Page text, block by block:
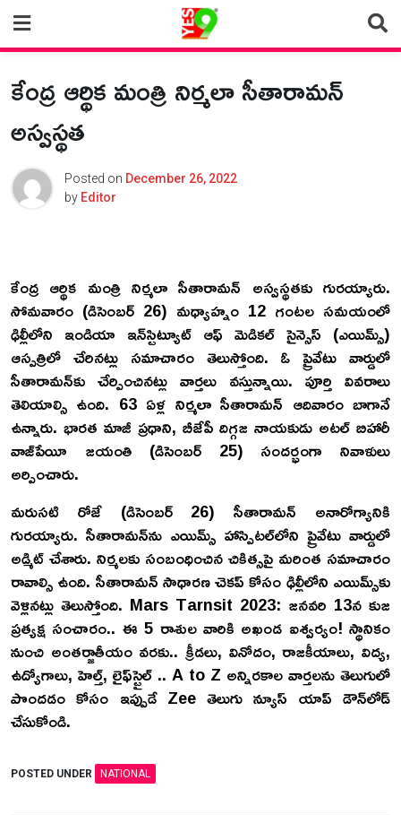
content
కేంద్ర ఆర్థిక మంత్రి నిర్మలా సీతారామన్
అస్వస్థత
Posted on December 26, 2022
by Editor
కేంద్ర ఆర్థిక మంత్రి నిర్మలా సీతారామన్ అస్వస్థతకు గురయ్యారు.
సోమవారం (డిసెంబర్ 26) మధ్యాహ్నం 12 గంటల సమయంలో
ఢిల్లీలోని ఇండియా ఇన్‌స్టిట్యూట్‌ ఆఫ్‌ మెడికల్‌ సైన్సెస్‌ (ఎయిమ్స్)
ఆస్పత్రిలో చేరినట్లు సమాచారం తెలుస్తోంది. ఓ ప్రైవేటు వార్డులో
సీతారామన్‌కు చేర్పించినట్లు వార్తలు వస్తున్నాయి. పూర్తి వివరాలు
తెలియాల్సి ఉంది. 63 ఏళ్ల నిర్మలా సీతారామన్‌ ఆదివారం బాగానే
ఉన్నారు. భారత మాజీ ప్రధాని, బీజేపీ దిగ్గజ నాయకుడు అటల్ బిహారీ
వాజ్‌పేయీ జయంతి (డిసెంబర్ 25) సందర్భంగా నివాళులు
అర్పించారు.
మరుసటి రోజే (డిసెంబర్ 26) సీతారామన్‌ అనారోగ్యానికి
గురయ్యారు. సీతారామన్‌ను ఎయిమ్స్ హాస్పిటల్‌లోని ప్రైవేటు వార్డులో
అడ్మిట్ చేశారు. నిర్మలకు సంబంధించిన చికిత్సపై మరింత సమాచారం
రావాల్సి ఉంది. సీతారామన్ సాధారణ చెకప్ కోసం ఢిల్లీలోని ఎయిమ్స్‌కు
వెళ్లినట్లు తెలుస్తోంది. Mars Tarnsit 2023: జనవరి 13న కుజ
ప్రత్యక్ష సంచారం.. ఈ 5 రాశుల వారికి అఖండ ఐశ్వర్యం! స్థానికం
నుంచి అంతర్జాతీయం వరకు.. క్రీడలు, వినోదం, రాజకీయాలు, విద్య,
ఉద్యోగాలు, హెల్త్, లైఫ్‌స్టైల్ .. A to Z అన్నిరకాల వార్తలను తెలుగులో
పొందడం కోసం ఇప్పుడే Zee తెలుగు న్యూస్ యాప్ డౌన్‌లోడ్
చేసుకోండి.
POSTED UNDER NATIONAL